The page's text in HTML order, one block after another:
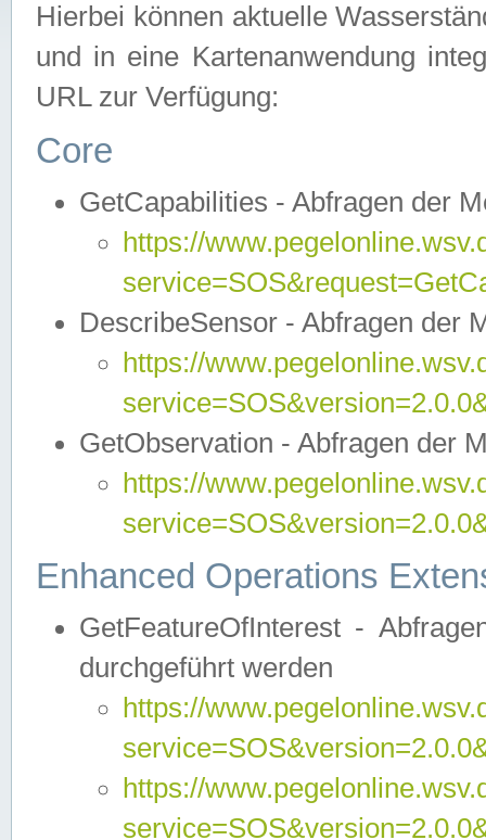
Hierbei können aktuelle
und in eine Kartenanwendung
URL zur Verfügung:
Core
GetCapabilities - Abfragen der
https://
DescribeSensor - Abfragen der
https://
GetObservation - Abfragen der
https://
Enhanced Operations
GetFeatureOfInterest -
durchgeführt werden
https://
https://